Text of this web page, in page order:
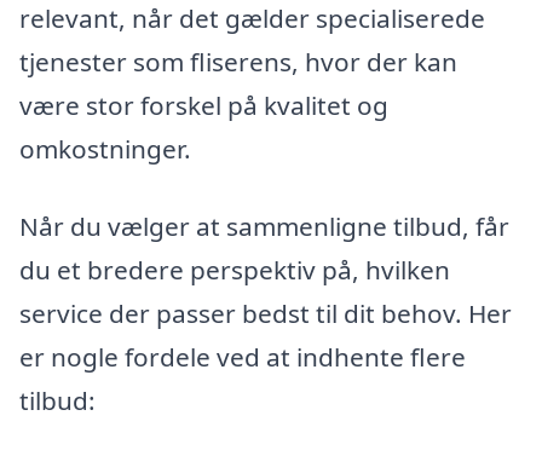
relevant, når det gælder specialiserede
tjenester som fliserens, hvor der kan
være stor forskel på kvalitet og
omkostninger.
Når du vælger at sammenligne tilbud, får
du et bredere perspektiv på, hvilken
service der passer bedst til dit behov. Her
er nogle fordele ved at indhente flere
tilbud: